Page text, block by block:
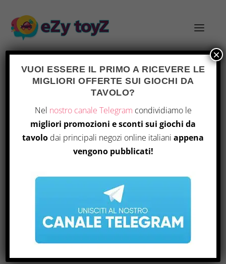
TAG:QUALITÀ DEI MATERIALI
ANALISI DEL GIOCO DA TAVOLO
CHOMP
diAndrea|Ago 24, 2025|Notizie|0 |
VUOI ESSERE IL PRIMO A RICEVERE LE
MIGLIORI OFFERTE SUI GIOCHI DA
TAVOLO?
Nel nostro canale Telegram condividiamo le
migliori promozioni e sconti sui giochi da
tavolo dai principali negozi online italiani appena
vengono pubblicati!
×